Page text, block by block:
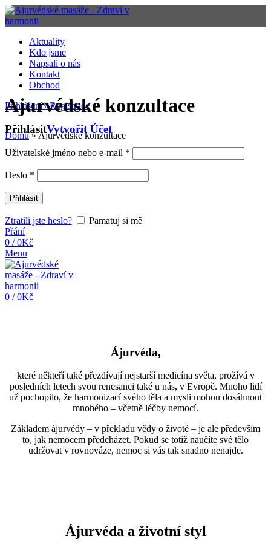
Aktuality
Kdo jsme
Napsali o nás
Kontakt
Obchod
Přihlášení / Registrace
PřihlásitVytvořit Účet
Uživatelské jméno nebo e-mail *
Heslo *
Přihlásit
Ztratili jste heslo?
Pamatuj si mě
Přání
0 / 0Kč
Menu
0 / 0Kč
Ajurvédské konzultace
Domů»Ajurvédské konzultace
Ájurvéda,
které někteří také přezdívají nejstarší medicína světa, prožívá v
posledních letech svou renesanci také u nás, v Evropě. Mnoho lidí
už pochopilo, že harmonizací svého těla a mysli mohou dosáhnout
mnohého – včetně léčby nemocí.
Základem ájurvédy – v překladu vědy o životě – je ale především
to, jak nemocem předcházet. Pokud se totiž naučíte své tělo
udržovat v rovnováze, nemoc si vás tak snadno nenajde.
Ájurvéda a životní styl